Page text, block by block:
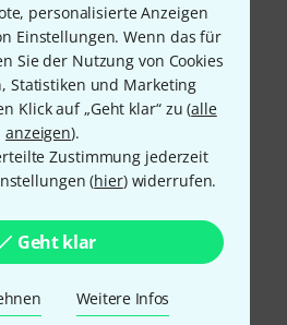
personalisierte Anzeigen
Einstellungen. Wenn das für
Sie der Nutzung von Cookies
Statistiken und Marketing
Klick auf „Geht klar“ zu (alle
anzeigen).
Zustimmung jederzeit
(hier) widerrufen.
Geht klar
Weitere Infos
und sicher per Nachnahme,
Pay, Klarna Sofort bezahlen
Kreditkarte.
Garantie